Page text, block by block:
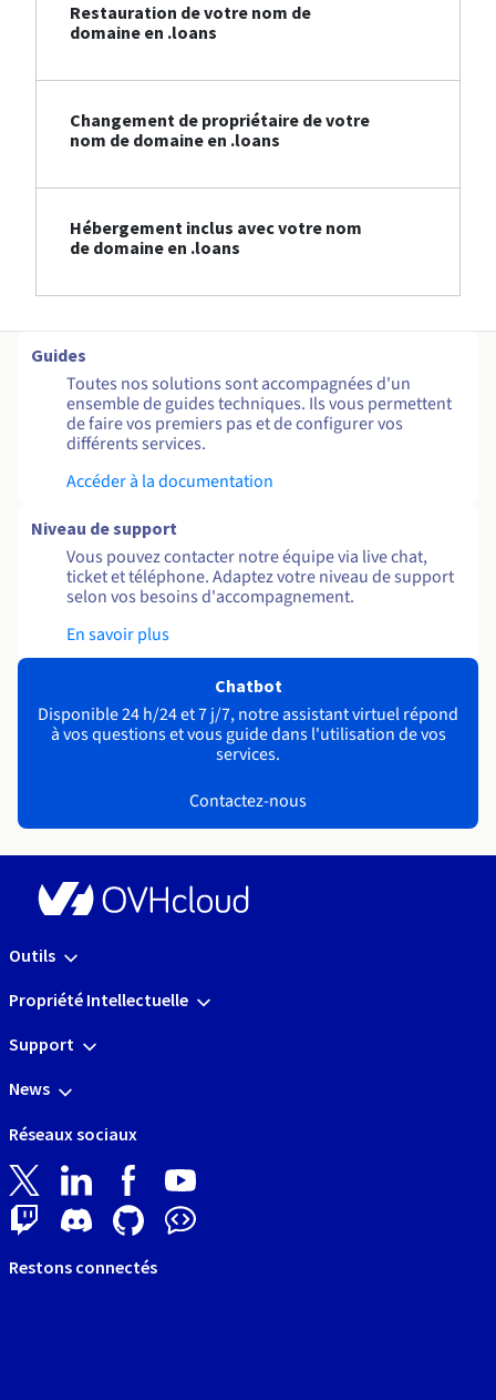
Restauration de votre nom de
domaine en .loans
Changement de propriétaire de votre
nom de domaine en .loans
Hébergement inclus avec votre nom
de domaine en .loans
Guides
Toutes nos solutions sont accompagnées d'un
ensemble de guides techniques. Ils vous permettent
de faire vos premiers pas et de configurer vos
différents services.
Accéder à la documentation
Niveau de support
Vous pouvez contacter notre équipe via live chat,
ticket et téléphone. Adaptez votre niveau de support
selon vos besoins d'accompagnement.
En savoir plus
Chatbot
Disponible 24 h/24 et 7 j/7, notre assistant virtuel répond
à vos questions et vous guide dans l'utilisation de vos
services.
Contactez-nous
Outils
Propriété Intellectuelle
Support
News
Réseaux sociaux
Restons connectés